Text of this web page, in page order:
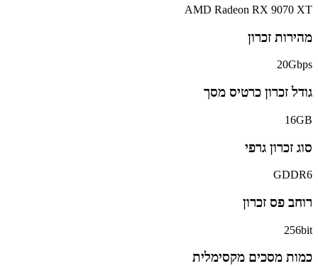
AMD Radeon RX 9070 XT
מהירות זכרון
20Gbps
גודל זכרון כרטיס מסך
16GB
סוג זכרון גרפי
GDDR6
רוחב פס זכרון
256bit
כמות מסכים מקסימלית